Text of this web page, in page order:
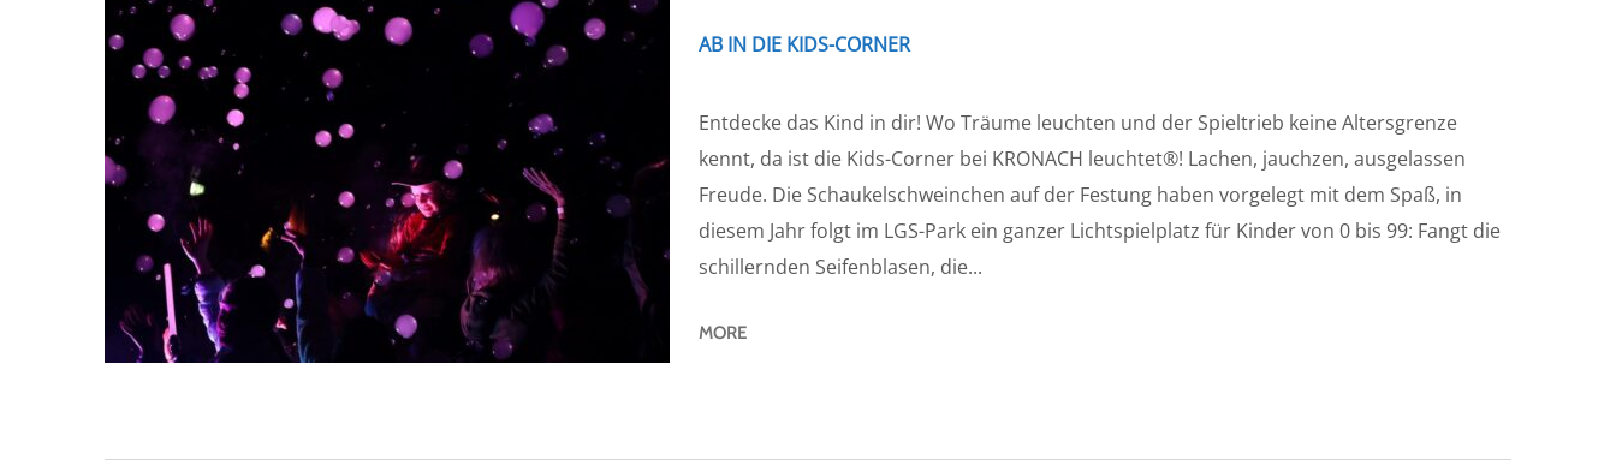
AB IN DIE KIDS-CORNER
Entdecke das Kind in dir! Wo Träume leuchten und der Spieltrieb keine Altersgrenze
kennt, da ist die Kids-Corner bei KRONACH leuchtet®! Lachen, jauchzen, ausgelassen
Freude. Die Schaukelschweinchen auf der Festung haben vorgelegt mit dem Spaß, in
diesem Jahr folgt im LGS-Park ein ganzer Lichtspielplatz für Kinder von 0 bis 99: Fangt die
schillernden Seifenblasen, die...
MORE